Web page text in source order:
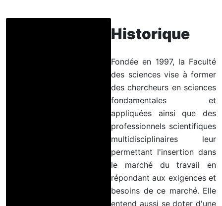
Historique
Fondée en 1997, la Faculté
des sciences vise à former
des chercheurs en sciences
fondamentales et
appliquées ainsi que des
professionnels scientifiques
multidisciplinaires leur
permettant l'insertion dans
le marché du travail en
répondant aux exigences et
besoins de ce marché. Elle
entend aussi se doter d'une